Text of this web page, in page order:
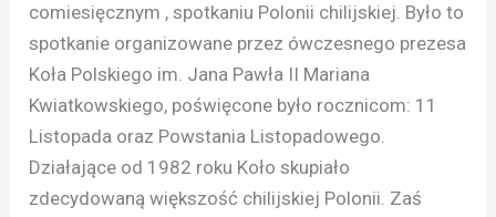
comiesięcznym , spotkaniu Polonii chilijskiej. Było to
spotkanie organizowane przez ówczesnego prezesa
Koła Polskiego im. Jana Pawła II Mariana
Kwiatkowskiego, poświęcone było rocznicom: 11
Listopada oraz Powstania Listopadowego.
Działające od 1982 roku Koło skupiało
zdecydowaną większość chilijskiej Polonii. Zaś